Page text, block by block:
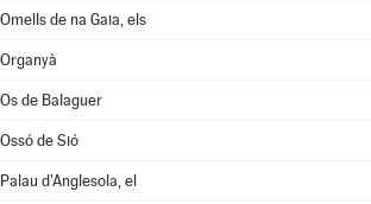
Omells de na Gaia, els
Organyà
Os de Balaguer
Ossó de Sió
Palau d'Anglesola, el